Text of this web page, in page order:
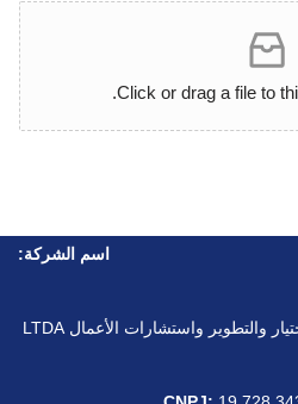
Click or drag a file to
اسم الشركة: